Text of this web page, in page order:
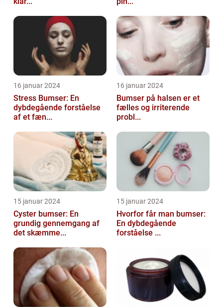
16 januar 2024
Stress Bumser: En
dybdegående forståelse
af et fæn...
16 januar 2024
Bumser på halsen er et
fælles og irriterende
probl...
15 januar 2024
Cyster bumser: En
grundig gennemgang af
det skæmme...
15 januar 2024
Hvorfor får man bumser:
En dybdegående
forståelse ...